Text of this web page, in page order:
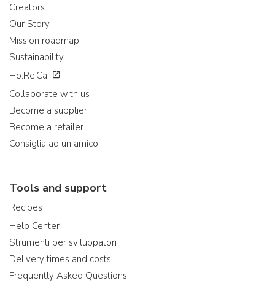
Creators
Our Story
Mission roadmap
Sustainability
Ho.Re.Ca.
Collaborate with us
Become a supplier
Become a retailer
Consiglia ad un amico
Tools and support
Recipes
Help Center
Strumenti per sviluppatori
Delivery times and costs
Frequently Asked Questions